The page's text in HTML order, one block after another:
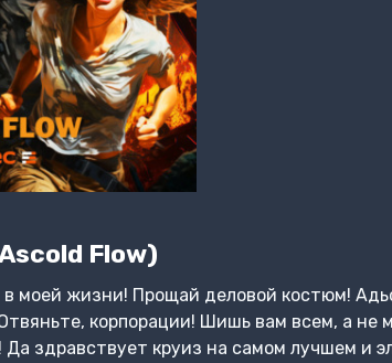
Flow)
моей жизни! Прощай деловой костюм!
корпорации! Шишь вам всем, а не
Да здравствует круиз на самом лучшем и